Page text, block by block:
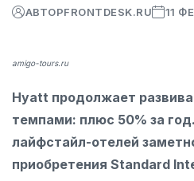
АВТОРFRONTDESK.RU 11
amigo-tours.ru
Hyatt продолжает
темпами: плюс 50% за
лайфстайл-отелей
приобретения Standard